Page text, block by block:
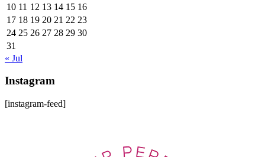
10 11 12 13 14 15 16
17 18 19 20 21 22 23
24 25 26 27 28 29 30
31
« Jul
Instagram
[instagram-feed]